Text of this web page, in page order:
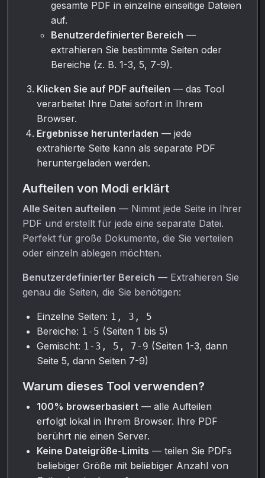
gesamte PDF in einzelne einseitige Dateien
auf.
Benutzerdefinierter Bereich —
extrahieren Sie bestimmte Seiten oder
Bereiche (z. B. 1-3, 5, 7-9).
Klicken Sie auf PDF aufteilen — das Tool
verarbeitet Ihre Datei sofort in Ihrem
Browser.
Ergebnisse herunterladen — jede
extrahierte Seite kann als separate PDF
heruntergeladen werden.
Aufteilen von Modi erklärt
Alle Seiten aufteilen — Nimmt jede Seite in Ihrer
PDF und erstellt für jede eine separate Datei.
Perfekt für große Dokumente, die Sie verteilen
oder einzeln ablegen möchten.
Benutzerdefinierter Bereich — Extrahieren Sie
genau die Seiten, die Sie benötigen:
Einzelne Seiten: 1, 3, 5
Bereiche: 1-5 (Seiten 1 bis 5)
Gemischt: 1-3, 5, 7-9 (Seiten 1-3, dann
Seite 5, dann Seiten 7-9)
Warum dieses Tool verwenden?
100% browserbasiert — alle Aufteilen
erfolgt lokal in Ihrem Browser. Ihre PDF
berührt nie einen Server.
Keine Dateigröße-Limits — teilen Sie PDFs
beliebiger Größe mit beliebiger Anzahl von